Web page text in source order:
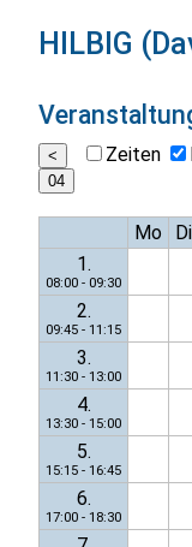
HILBIG
Zeiten
Mo Di
1.
08:00 - 09:30
2.
09:45 - 11:15
3.
11:30 - 13:00
4.
13:30 - 15:00
5.
15:15 - 16:45
6.
17:00 - 18:30